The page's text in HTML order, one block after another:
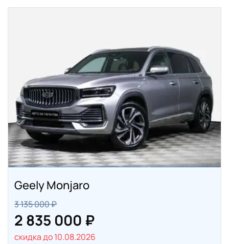
Geely Monjaro
3 135 000 ₽
2 835 000 ₽
скидка до 10.08.2026